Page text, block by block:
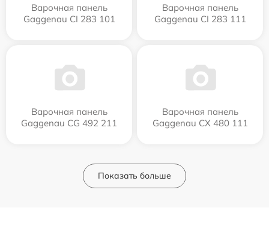
Варочная панель
Gaggenau CI 283 101
Варочная панель
Gaggenau CI 283 111
Варочная панель
Gaggenau CG 492 211
Варочная панель
Gaggenau CX 480 111
Показать больше